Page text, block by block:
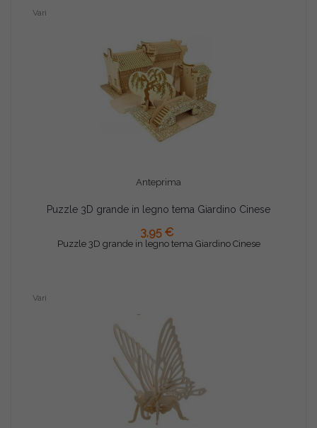
Anteprima
Vari
Puzzle 3D grande in legno tema Giardino Cinese
3,95 €
Puzzle 3D grande in legno tema Giardino Cinese
AGGIUNGI AL CARRELLO
Vari